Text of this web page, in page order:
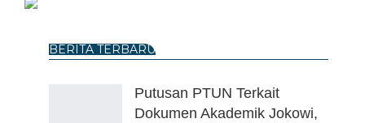
BERITA TERBARU
Putusan PTUN Terkait
Dokumen Akademik Jokowi,